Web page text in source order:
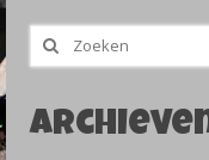
Zoeken
naar: